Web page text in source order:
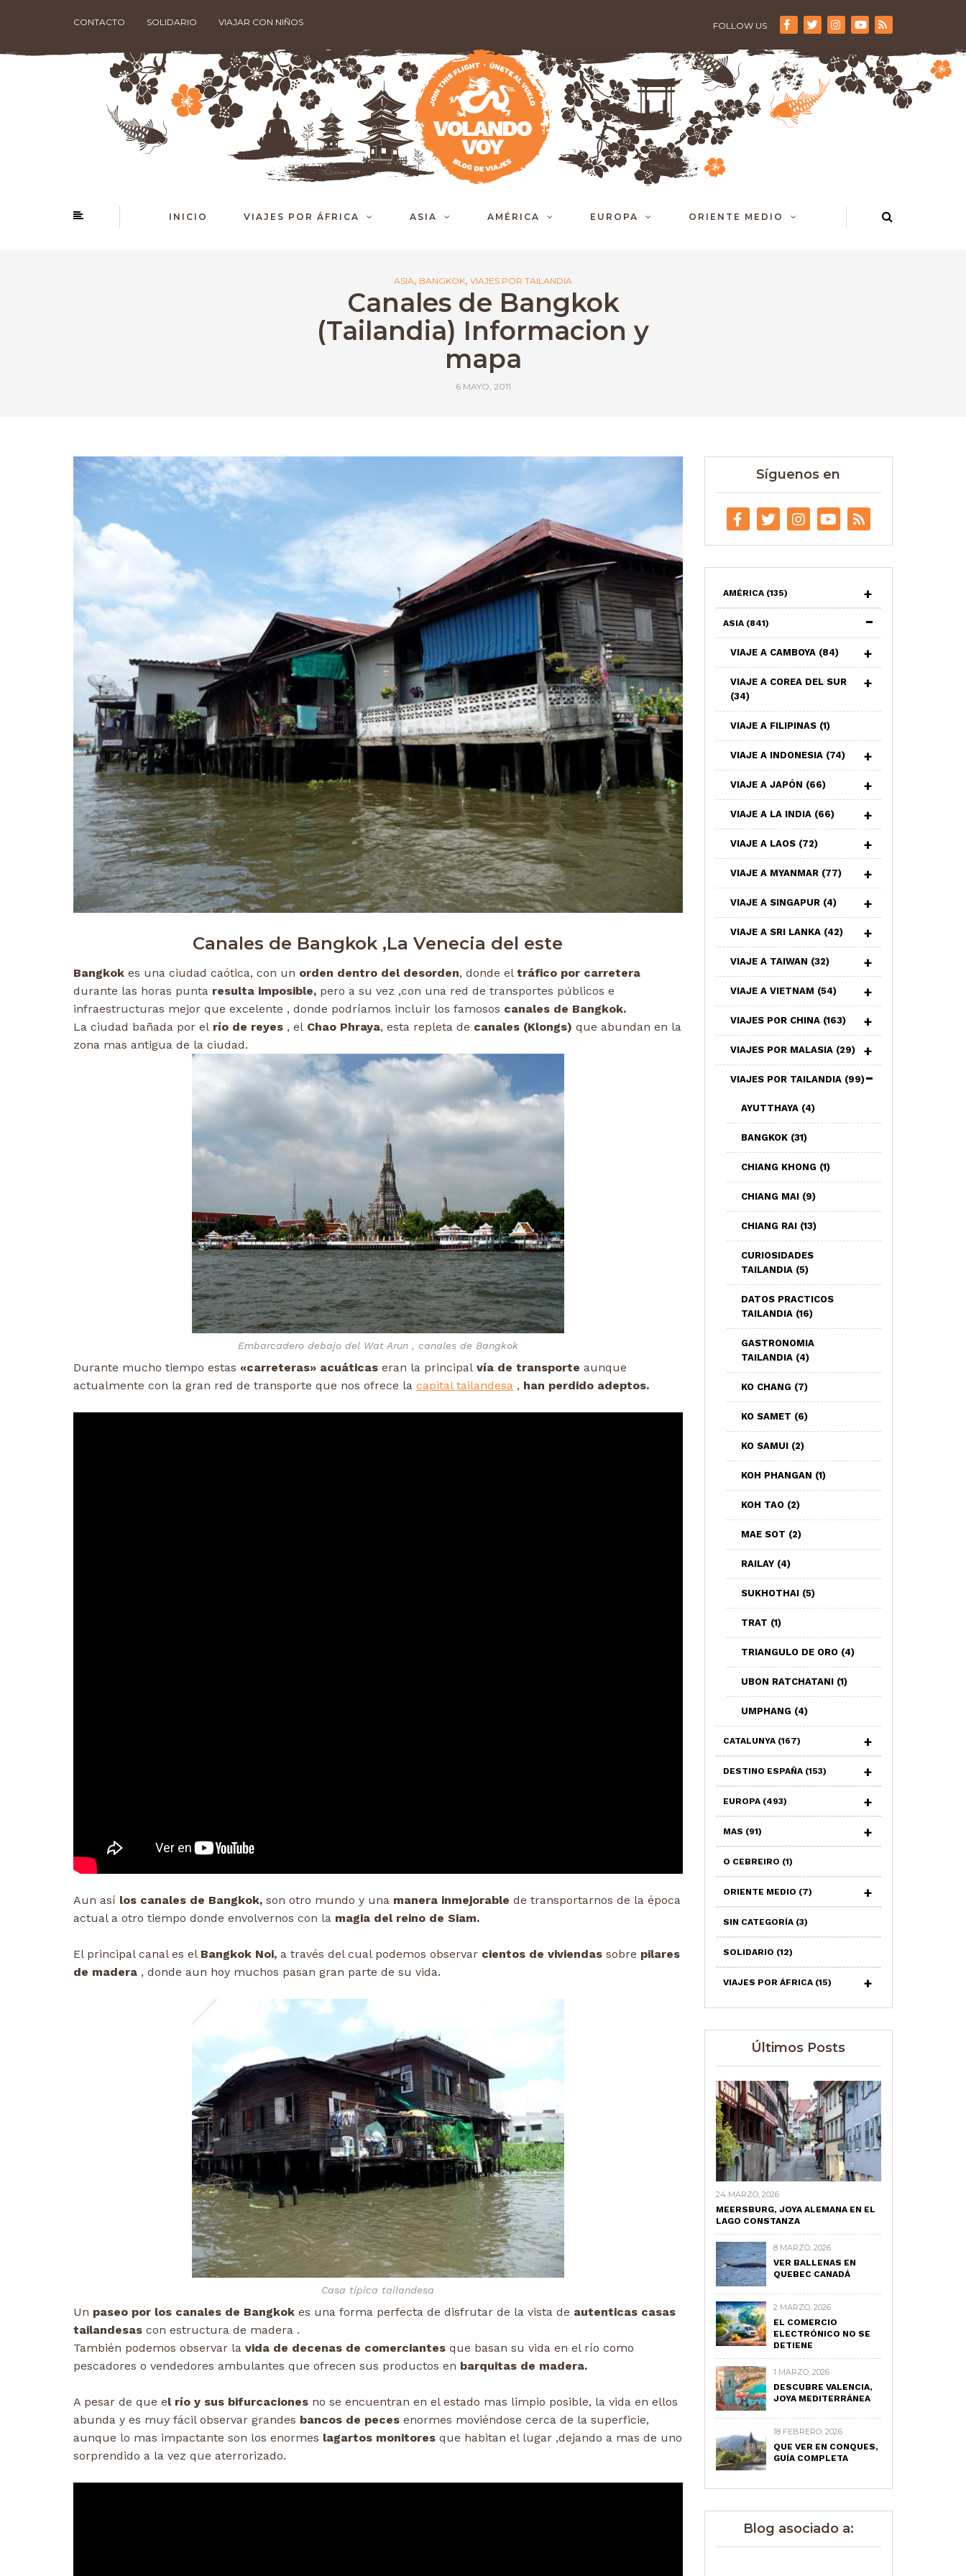
CONTACTO SOLIDARIO VIAJAR CON NIÑOS FOLLOW US
INICIO VIAJES POR ÁFRICA ASIA AMÉRICA EUROPA ORIENTE MEDIO
ASIA, BANGKOK, VIAJES POR TAILANDIA
Canales de Bangkok
(Tailandia) Informacion y
mapa
6 MAYO, 2011
Canales de Bangkok ,La Venecia del este
Bangkok es una ciudad caótica, con un orden dentro del desorden, donde el tráfico por carretera
durante las horas punta resulta imposible, pero a su vez ,con una red de transportes públicos e
infraestructuras mejor que excelente , donde podríamos incluir los famosos canales de Bangkok.
La ciudad bañada por el río de reyes , el Chao Phraya, esta repleta de canales (Klongs) que abundan en la
zona mas antigua de la ciudad.
Embarcadero debajo del Wat Arun , canales de Bangkok
Durante mucho tiempo estas «carreteras» acuáticas eran la principal vía de transporte aunque
actualmente con la gran red de transporte que nos ofrece la capital tailandesa , han perdido adeptos.
Aun así los canales de Bangkok, son otro mundo y una manera inmejorable de transportarnos de la época
actual a otro tiempo donde envolvernos con la magia del reino de Siam.
El principal canal es el Bangkok Noi, a través del cual podemos observar cientos de viviendas sobre pilares
de madera , donde aun hoy muchos pasan gran parte de su vida.
Casa típica tailandesa
Un paseo por los canales de Bangkok es una forma perfecta de disfrutar de la vista de autenticas casas
tailandesas con estructura de madera .
También podemos observar la vida de decenas de comerciantes que basan su vida en el río como
pescadores o vendedores ambulantes que ofrecen sus productos en barquitas de madera.
A pesar de que el río y sus bifurcaciones no se encuentran en el estado mas limpio posible, la vida en ellos
abunda y es muy fácil observar grandes bancos de peces enormes moviéndose cerca de la superficie,
aunque lo mas impactante son los enormes lagartos monitores que habitan el lugar ,dejando a mas de uno
sorprendido a la vez que aterrorizado.
Síguenos en
AMÉRICA (135)
ASIA (841)
VIAJE A CAMBOYA (84)
VIAJE A COREA DEL SUR
(34)
VIAJE A FILIPINAS (1)
VIAJE A INDONESIA (74)
VIAJE A JAPÓN (66)
VIAJE A LA INDIA (66)
VIAJE A LAOS (72)
VIAJE A MYANMAR (77)
VIAJE A SINGAPUR (4)
VIAJE A SRI LANKA (42)
VIAJE A TAIWAN (32)
VIAJE A VIETNAM (54)
VIAJES POR CHINA (163)
VIAJES POR MALASIA (29)
VIAJES POR TAILANDIA (99)
AYUTTHAYA (4)
BANGKOK (31)
CHIANG KHONG (1)
CHIANG MAI (9)
CHIANG RAI (13)
CURIOSIDADES
TAILANDIA (5)
DATOS PRACTICOS
TAILANDIA (16)
GASTRONOMIA
TAILANDIA (4)
KO CHANG (7)
KO SAMET (6)
KO SAMUI (2)
KOH PHANGAN (1)
KOH TAO (2)
MAE SOT (2)
RAILAY (4)
SUKHOTHAI (5)
TRAT (1)
TRIANGULO DE ORO (4)
UBON RATCHATANI (1)
UMPHANG (4)
CATALUNYA (167)
DESTINO ESPAÑA (153)
EUROPA (493)
MAS (91)
O CEBREIRO (1)
ORIENTE MEDIO (7)
SIN CATEGORÍA (3)
SOLIDARIO (12)
VIAJES POR ÁFRICA (15)
Últimos Posts
24 MARZO, 2026
MEERSBURG, JOYA ALEMANA EN EL
LAGO CONSTANZA
8 MARZO, 2026
VER BALLENAS EN
QUEBEC CANADÁ
2 MARZO, 2026
EL COMERCIO
ELECTRÓNICO NO SE
DETIENE
1 MARZO, 2026
DESCUBRE VALENCIA,
JOYA MEDITERRÁNEA
18 FEBRERO, 2026
QUE VER EN CONQUES,
GUÍA COMPLETA
Blog asociado a: